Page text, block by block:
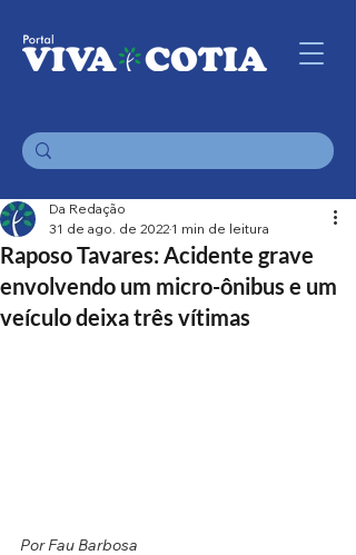
Raposo Tavares: Acidente grave
envolvendo um micro-ônibus e um
veículo deixa três vítimas
Da Redação
31 de ago. de 2022 1 min de leitura
Por Fau Barbosa